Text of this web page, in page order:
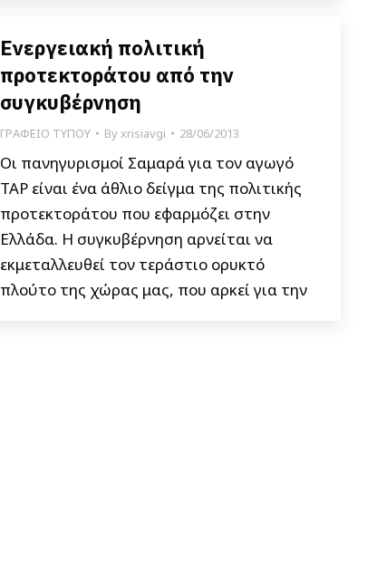
Ενεργειακή πολιτική
προτεκτοράτου από την
συγκυβέρνηση
ΓΡΑΦΕΙΟ ΤΥΠΟΥ Byxrisiavgi 28/06/2013
Οι πανηγυρισμοί Σαμαρά για τον αγωγό
TAP είναι ένα άθλιο δείγμα της πολιτικής
προτεκτοράτου που εφαρμόζει στην
Ελλάδα. Η συγκυβέρνηση αρνείται να
εκμεταλλευθεί τον τεράστιο ορυκτό
πλούτο της χώρας μας, που αρκεί για την